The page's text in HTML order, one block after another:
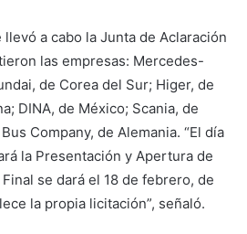
a cabo la Junta de Aclaración
las empresas: Mercedes-
de Corea del Sur; Higer, de
DINA, de México; Scania, de
Company, de Alemania. “El día
la Presentación y Apertura de
se dará el 18 de febrero, de
la propia licitación”, señaló.